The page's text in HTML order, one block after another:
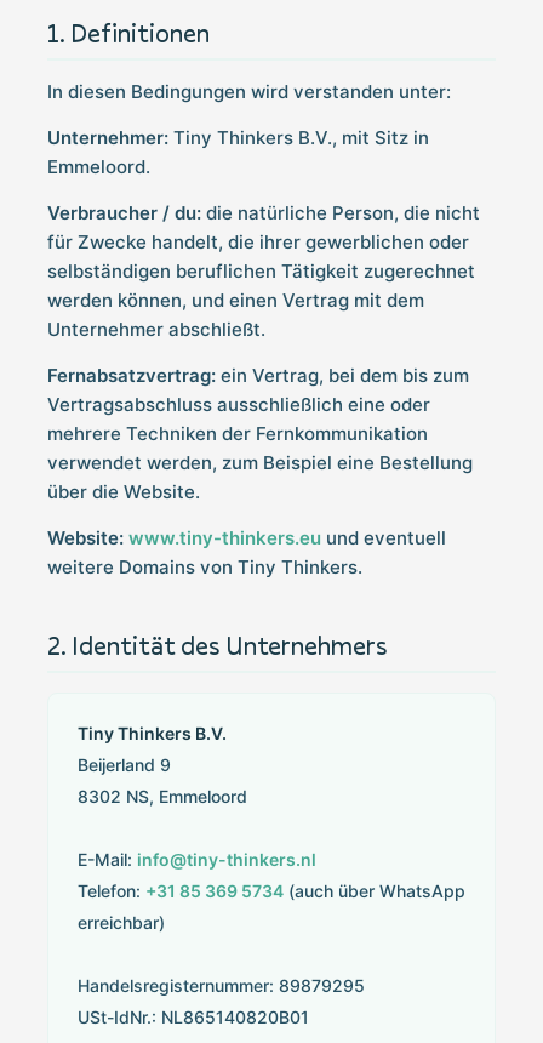
Definitionen
In diesen Bedingungen wird verstanden unter:
Unternehmer: Tiny Thinkers B.V., mit Sitz in
Emmeloord.
Verbraucher / du: die natürliche Person, die nicht
für Zwecke handelt, die ihrer gewerblichen oder
selbständigen beruflichen Tätigkeit zugerechnet
werden können, und einen Vertrag mit dem
Unternehmer abschließt.
Fernabsatzvertrag: ein Vertrag, bei dem bis zum
Vertragsabschluss ausschließlich eine oder
mehrere Techniken der Fernkommunikation
verwendet werden, zum Beispiel eine Bestellung
über die Website.
Website: www.tiny-thinkers.eu und eventuell
weitere Domains von Tiny Thinkers.
Identität des Unternehmers
Tiny Thinkers B.V.
Beijerland 9
8302 NS, Emmeloord
E-Mail: info@tiny-thinkers.nl
Telefon: +31 85 369 5734 (auch über WhatsApp
erreichbar)
Handelsregisternummer: 89879295
USt-IdNr.: NL865140820B01